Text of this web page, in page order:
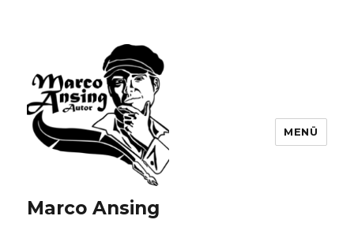
Marco Ansing
MENÜ